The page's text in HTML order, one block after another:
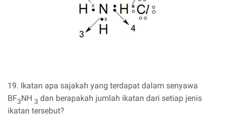
19. Ikatan apa sajakah yang terdapat dalam senyawa
BF3NH 3 dan berapakah jumlah ikatan dari setiap jenis
ikatan tersebut?